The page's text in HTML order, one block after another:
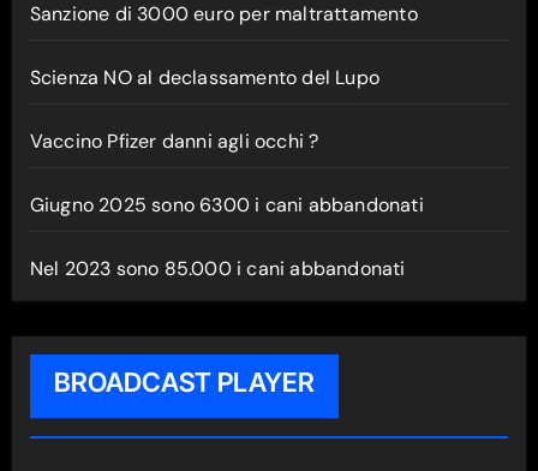
Sanzione di 3000 euro per maltrattamento
Scienza NO al declassamento del Lupo
Vaccino Pfizer danni agli occhi ?
Giugno 2025 sono 6300 i cani abbandonati
Nel 2023 sono 85.000 i cani abbandonati
BROADCAST PLAYER